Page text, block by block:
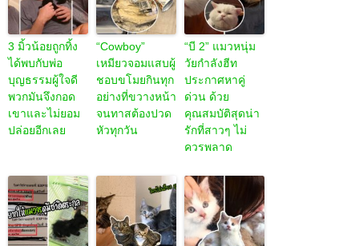
3 มิ้วน้อยถูกทิ้ง
ได้พบกับพ่อ
บุญธรรมผู้ใจดี
พวกมันจึงกอด
เขาและไม่ยอม
ปล่อยอีกเลย
“Cowboy”
เหมียวจอมแสบผู้
ชอบขโมยกินทุก
อย่างที่ขวางหน้า
จนทาสต้องปวด
หัวทุกวัน
“บี 2” แมวหนุ่ม
วัยกำลังฮีท
ประกาศหาคู่
ด่วน ด้วย
คุณสมบัติสุดน่า
รักที่สาวๆ ไม่
ควรพลาด